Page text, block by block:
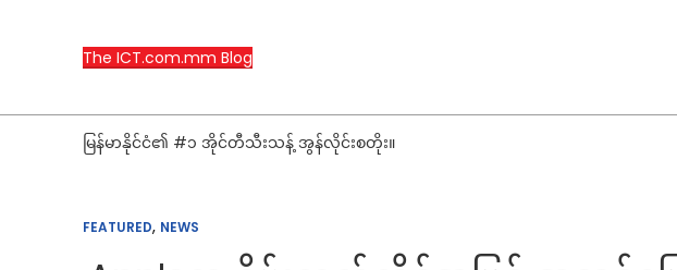
The ICT.com.mm Blog
မြန်မာနိုင်ငံ၏ #၁ အိုင်တီသီးသန့် အွန်လိုင်းစတိုး။
FEATURED, NEWS